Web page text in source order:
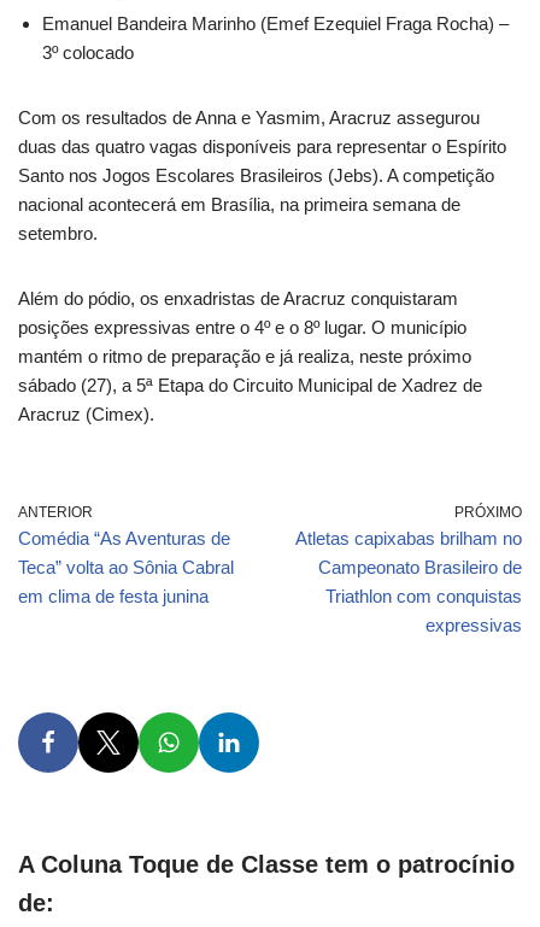
Emanuel Bandeira Marinho (Emef Ezequiel Fraga Rocha) –
3º colocado
Com os resultados de Anna e Yasmim, Aracruz assegurou
duas das quatro vagas disponíveis para representar o Espírito
Santo nos Jogos Escolares Brasileiros (Jebs). A competição
nacional acontecerá em Brasília, na primeira semana de
setembro.
Além do pódio, os enxadristas de Aracruz conquistaram
posições expressivas entre o 4º e o 8º lugar. O município
mantém o ritmo de preparação e já realiza, neste próximo
sábado (27), a 5ª Etapa do Circuito Municipal de Xadrez de
Aracruz (Cimex).
ANTERIOR
Comédia “As Aventuras de
Teca” volta ao Sônia Cabral
em clima de festa junina
PRÓXIMO
Atletas capixabas brilham no
Campeonato Brasileiro de
Triathlon com conquistas
expressivas
A Coluna Toque de Classe tem o patrocínio
de: